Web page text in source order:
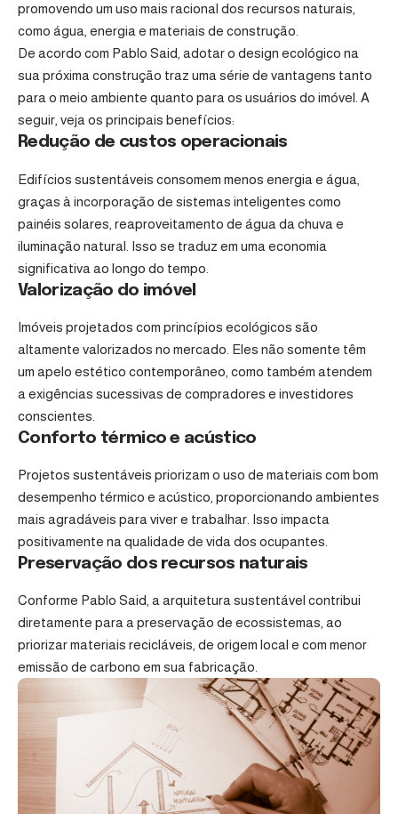
promovendo um uso mais racional dos recursos naturais,
como água, energia e materiais de construção.
De acordo com Pablo Said, adotar o design ecológico na
sua próxima construção traz uma série de vantagens tanto
para o meio ambiente quanto para os usuários do imóvel. A
seguir, veja os principais benefícios:
Redução de custos operacionais
Edifícios sustentáveis consomem menos energia e água,
graças à incorporação de sistemas inteligentes como
painéis solares, reaproveitamento de água da chuva e
iluminação natural. Isso se traduz em uma economia
significativa ao longo do tempo.
Valorização do imóvel
Imóveis projetados com princípios ecológicos são
altamente valorizados no mercado. Eles não somente têm
um apelo estético contemporâneo, como também atendem
a exigências sucessivas de compradores e investidores
conscientes.
Conforto térmico e acústico
Projetos sustentáveis priorizam o uso de materiais com bom
desempenho térmico e acústico, proporcionando ambientes
mais agradáveis para viver e trabalhar. Isso impacta
positivamente na qualidade de vida dos ocupantes.
Preservação dos recursos naturais
Conforme Pablo Said, a arquitetura sustentável contribui
diretamente para a preservação de ecossistemas, ao
priorizar materiais recicláveis, de origem local e com menor
emissão de carbono em sua fabricação.